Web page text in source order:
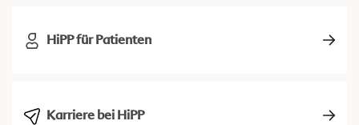
HiPP für Patienten
Karriere bei HiPP